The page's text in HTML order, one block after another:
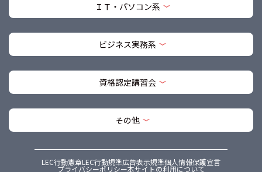
ＩＴ・パソコン系
ビジネス実務系
資格認定講習会
その他
LEC行動憲章LEC行動規準広告表示規準個人情報保護宣言
プライバシーポリシー本サイトの利用について